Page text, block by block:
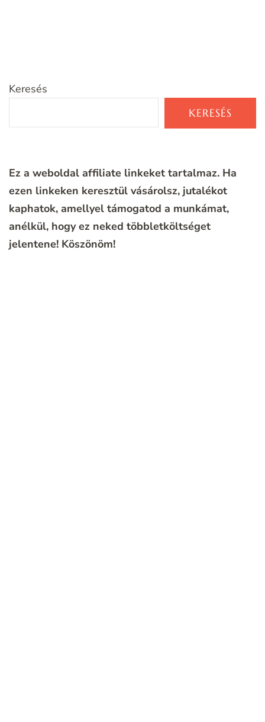
Keresés
KERESÉS
Ez a weboldal affiliate linkeket tartalmaz. Ha
ezen linkeken keresztül vásárolsz, jutalékot
kaphatok, amellyel támogatod a munkámat,
anélkül, hogy ez neked többletköltséget
jelentene! Köszönöm!